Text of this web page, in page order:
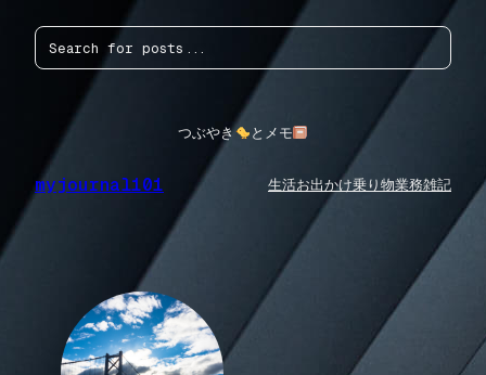
検
索
つぶやき とメモ
myjournal101 生活お出かけ乗り物業務雑記